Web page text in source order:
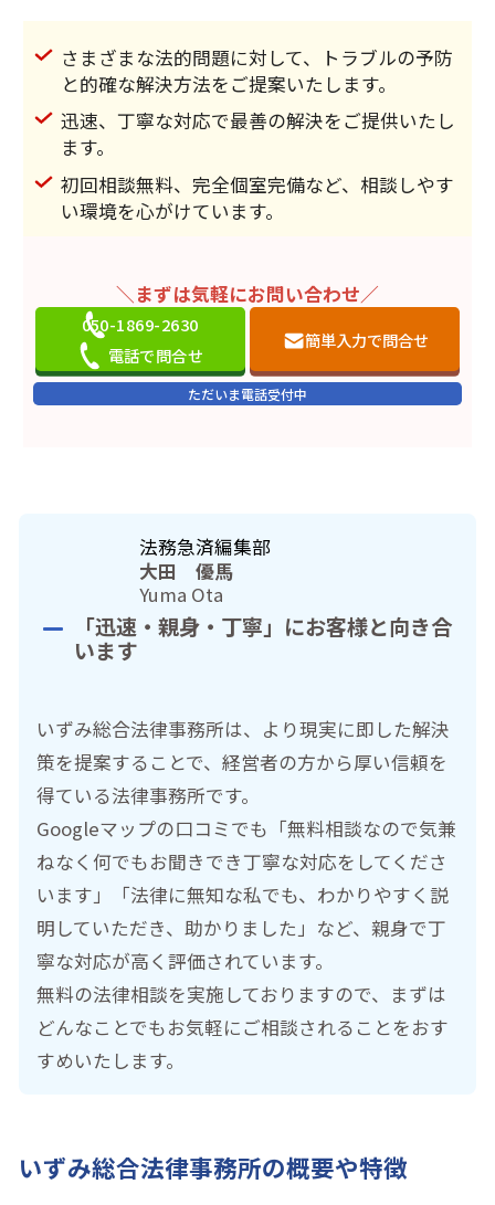
さまざまな法的問題に対して、トラブルの予防
と的確な解決方法をご提案いたします。
迅速、丁寧な対応で最善の解決をご提供いたし
ます。
初回相談無料、完全個室完備など、相談しやす
い環境を心がけています。
＼まずは気軽にお問い合わせ／
050-1869-2630
電話で問合せ
簡単入力で問合せ
ただいま電話受付中
法務急済編集部
大田 優馬
Yuma Ota
「迅速・親身・丁寧」にお客様と向き合
います
いずみ総合法律事務所は、より現実に即した解決
策を提案することで、経営者の方から厚い信頼を
得ている法律事務所です。
Googleマップの口コミでも「無料相談なので気兼
ねなく何でもお聞きでき丁寧な対応をしてくださ
います」「法律に無知な私でも、わかりやすく説
明していただき、助かりました」など、親身で丁
寧な対応が高く評価されています。
無料の法律相談を実施しておりますので、まずは
どんなことでもお気軽にご相談されることをおす
すめいたします。
いずみ総合法律事務所の概要や特徴